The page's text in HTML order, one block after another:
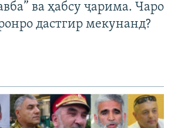
ва ҳабсу ҷарима. Чаро
дастгир мекунанд?